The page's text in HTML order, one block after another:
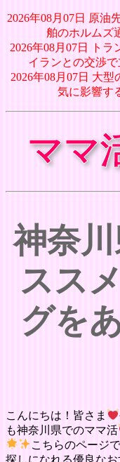
2026年08月07日 原油
舶のホルムズ
2026年08月07日 ト
イランとの交渉
2026年08月07日 大
気に影響す
ママ
神奈
スス
グを
こんにちは！皆さま
も神奈川県でのママ活
こちらのページ
探しになれる優良な